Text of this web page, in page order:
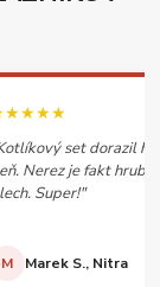
set dorazil
Nerez je fakt
Super!"
M Marek S., Nitra